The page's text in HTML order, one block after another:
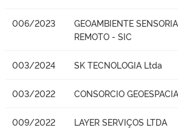
006/2023
GEOAMBIENTE
REMOTO - SIC
003/2024 SK TECNOLOGIA Ltda
003/2022 CONSORCIO
009/2022 LAYER SERVIÇOS LTDA